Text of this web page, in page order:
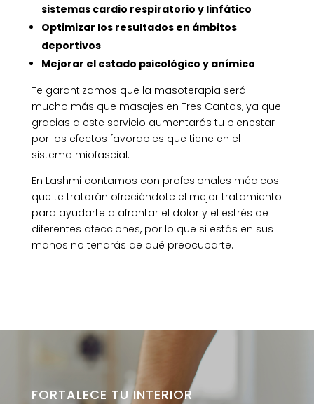
sistemas cardio respiratorio y linfático
Optimizar los resultados en ámbitos
deportivos
Mejorar el estado psicológico y anímico
Te garantizamos que la masoterapia será
mucho más que masajes en Tres Cantos, ya que
gracias a este servicio aumentarás tu bienestar
por los efectos favorables que tiene en el
sistema miofascial.
En Lashmi contamos con profesionales médicos
que te tratarán ofreciéndote el mejor tratamiento
para ayudarte a afrontar el dolor y el estrés de
diferentes afecciones, por lo que si estás en sus
manos no tendrás de qué preocuparte.
FORTALECE TU INTERIOR